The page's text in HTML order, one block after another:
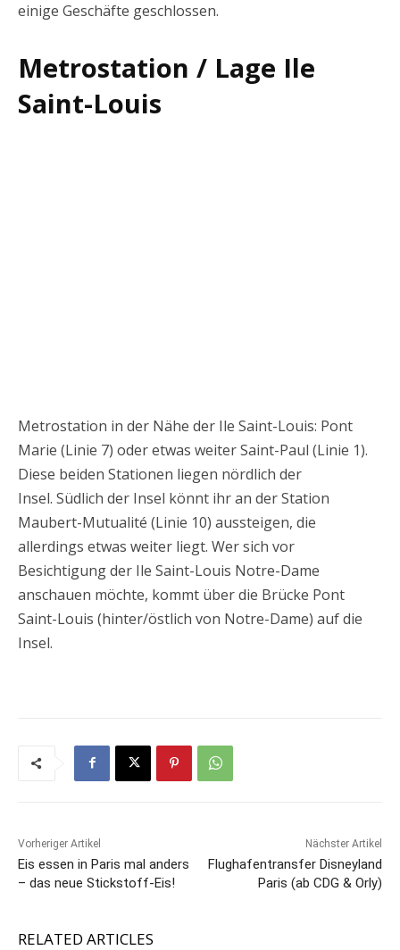
einige Geschäfte geschlossen.
Metrostation / Lage Ile
Saint-Louis
Metrostation in der Nähe der Ile Saint-Louis: Pont
Marie (Linie 7) oder etwas weiter Saint-Paul (Linie 1).
Diese beiden Stationen liegen nördlich der
Insel. Südlich der Insel könnt ihr an der Station
Maubert-Mutualité (Linie 10) aussteigen, die
allerdings etwas weiter liegt. Wer sich vor
Besichtigung der Ile Saint-Louis Notre-Dame
anschauen möchte, kommt über die Brücke Pont
Saint-Louis (hinter/östlich von Notre-Dame) auf die
Insel.
Vorheriger Artikel
Eis essen in Paris mal anders
– das neue Stickstoff-Eis!
Nächster Artikel
Flughafentransfer Disneyland
Paris (ab CDG & Orly)
RELATED ARTICLES